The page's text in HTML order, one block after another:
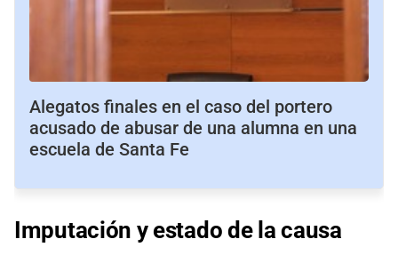
Alegatos finales en el caso del portero
acusado de abusar de una alumna en una
escuela de Santa Fe
Imputación y estado de la causa